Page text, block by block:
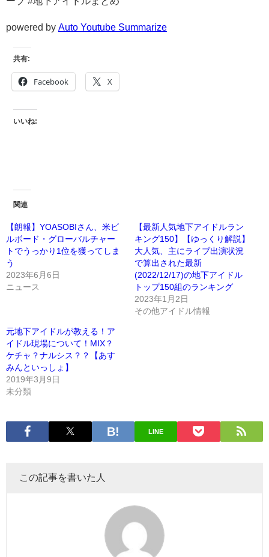
powered by Auto Youtube Summarize
共有:
Facebook X
いいね:
関連
【朗報】YOASOBIさん、米ビ
ルボード・グローバルチャー
トでうっかり1位を獲ってしま
う
2023年6月6日
ニュース
【最新人気地下アイドルラン
キング150】【ゆっくり解説】
大人気、主にライブ出演状況
で算出された最新
(2022/12/17)の地下アイドル
トップ150組のランキング
2023年1月2日
その他アイドル情報
元地下アイドルが教える！ア
イドル現場について！MIX？
ケチャ？ナルシス？？【あす
みんといっしょ】
2019年3月9日
未分類
LINE
この記事を書いた人